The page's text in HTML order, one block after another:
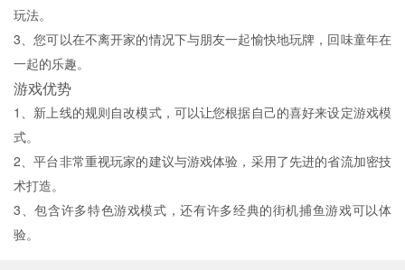
玩法。
3、您可以在不离开家的情况下与朋友一起愉快地玩牌，回味童年在
一起的乐趣。
游戏优势
1、新上线的规则自改模式，可以让您根据自己的喜好来设定游戏模
式。
2、平台非常重视玩家的建议与游戏体验，采用了先进的省流加密技
术打造。
3、包含许多特色游戏模式，还有许多经典的街机捕鱼游戏可以体
验。